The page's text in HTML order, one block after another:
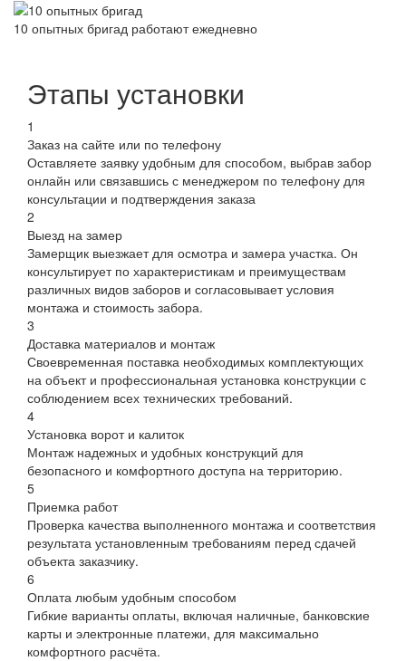
10 опытных бригад работают ежедневно
Этапы установки
1
Заказ на сайте или по телефону
Оставляете заявку удобным для способом, выбрав забор
онлайн или связавшись с менеджером по телефону для
консультации и подтверждения заказа
2
Выезд на замер
Замерщик выезжает для осмотра и замера участка. Он
консультирует по характеристикам и преимуществам
различных видов заборов и согласовывает условия
монтажа и стоимость забора.
3
Доставка материалов и монтаж
Своевременная поставка необходимых комплектующих
на объект и профессиональная установка конструкции с
соблюдением всех технических требований.
4
Установка ворот и калиток
Монтаж надежных и удобных конструкций для
безопасного и комфортного доступа на территорию.
5
Приемка работ
Проверка качества выполненного монтажа и соответствия
результата установленным требованиям перед сдачей
объекта заказчику.
6
Оплата любым удобным способом
Гибкие варианты оплаты, включая наличные, банковские
карты и электронные платежи, для максимально
комфортного расчёта.